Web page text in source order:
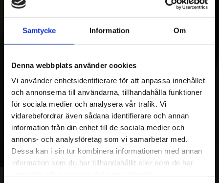
Samtycke Information Om
Denna webbplats använder cookies
Vi använder enhetsidentifierare för att anpassa innehållet
och annonserna till användarna, tillhandahålla funktioner
för sociala medier och analysera vår trafik. Vi
vidarebefordrar även sådana identifierare och annan
information från din enhet till de sociala medier och
annons- och analysföretag som vi samarbetar med.
Dessa kan i sin tur kombinera informationen med annan
information som du har tillhandahållit eller som de har
Kranman AB tillverkar och säljer vagnar,
skogs- och entreprenadmaskiner. Med över
tillverkning, var Kranman först i världen med
produktion av hydrauliska griplastare för
fyrhjulingar. Idag omfattar produktutbudet
även miniskotare, skördare, mindre
traktorvagnar och entreprenadstillbehör.
Kranman har idag över 60 anställda.